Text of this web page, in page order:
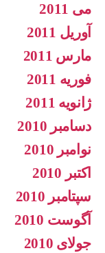
می 2011
آوریل 2011
مارس 2011
فوریه 2011
ژانویه 2011
دسامبر 2010
نوامبر 2010
اکتبر 2010
سپتامبر 2010
آگوست 2010
جولای 2010